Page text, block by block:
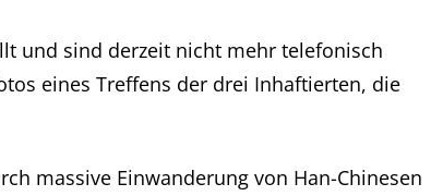
und sind derzeit nicht mehr telefonisch
eines Treffens der drei Inhaftierten, die
massive Einwanderung von Han-Chinesen